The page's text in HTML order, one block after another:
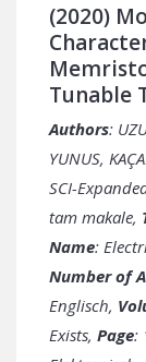
(2020)
Tunable
Authors:
YUNUS,
SCI-
tam makale,
Name:
Number of
Englisch,
Exists, Page: